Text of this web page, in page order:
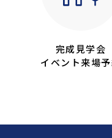
完成見学会
イベント来場